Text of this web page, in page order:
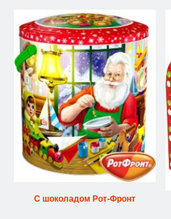
С шоколадом Рот-Фронт